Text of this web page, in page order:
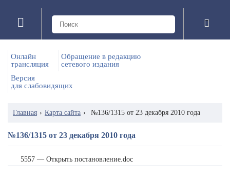
Онлайн
трансляция
Обращение в редакцию
сетевого издания
Версия
для слабовидящих
Главная › Карта сайта › №136/1315 от 23 декабря 2010 года
№136/1315 от 23 декабря 2010 года
5557 — Открыть постановление.doc